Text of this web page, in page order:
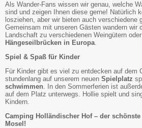
Als Wander-Fans wissen wir genau, welche
sind und zeigen Ihnen diese gerne! Natürlich
losziehen, aber wir bieten auch verschiedene
Gemeinsam mit unseren Gästen wandern wir
Landschaft zu verschiedenen Weingütern
Hängeseilbrücken in Europa.
Spiel & Spaß für Kinder
Für Kinder gibt es viel zu entdecken auf dem
stundenlang auf unserem neuen Spielplatz
schwimmen . In den Sommerferien ist
auf dem Platz unterwegs. Hollie spielt und
Kindern.
Camping Holländischer Hof – der
Mosel!